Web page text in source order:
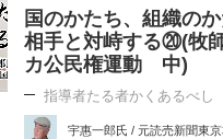
国のかたち、組織の
相手と対峙する⑳(牧
カ公民権運動 中)
指導者たる者かくあるべし
宇惠一郎氏 / 元読売新聞東